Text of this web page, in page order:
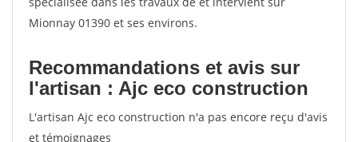
Mionnay 01390 et ses environs.
Recommandations et avis sur
l'artisan : Ajc eco construction
L'artisan Ajc eco construction n'a pas encore reçu d'avis
et témoignages